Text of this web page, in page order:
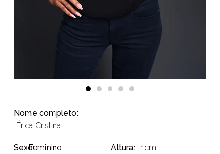
Nome completo:
Érica Cristina
Sexo:Feminino Altura: 1cm